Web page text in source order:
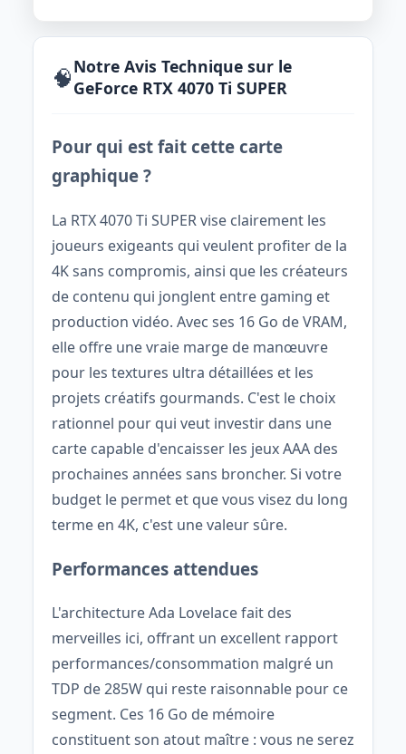
🧠Notre Avis Technique sur le
GeForce RTX 4070 Ti SUPER
Pour qui est fait cette carte
graphique ?
La RTX 4070 Ti SUPER vise clairement les
joueurs exigeants qui veulent profiter de la
4K sans compromis, ainsi que les créateurs
de contenu qui jonglent entre gaming et
production vidéo. Avec ses 16 Go de VRAM,
elle offre une vraie marge de manœuvre
pour les textures ultra détaillées et les
projets créatifs gourmands. C'est le choix
rationnel pour qui veut investir dans une
carte capable d'encaisser les jeux AAA des
prochaines années sans broncher. Si votre
budget le permet et que vous visez du long
terme en 4K, c'est une valeur sûre.
Performances attendues
L'architecture Ada Lovelace fait des
merveilles ici, offrant un excellent rapport
performances/consommation malgré un
TDP de 285W qui reste raisonnable pour ce
segment. Ces 16 Go de mémoire
constituent son atout maître : vous ne serez